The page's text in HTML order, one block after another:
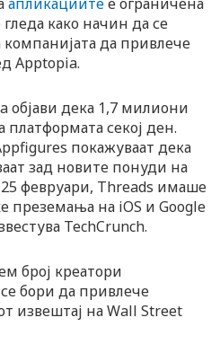
како начин да се
компанијата да привлече
Apptopia.
објави дека 1,7 милиони
платформата секој ден.
покажуваат дека
зад новите понуди на
февруари, Threads имаше
преземања на iOS и Google
TechCrunch.
број креатори
бори да привлече
извештај на Wall Street